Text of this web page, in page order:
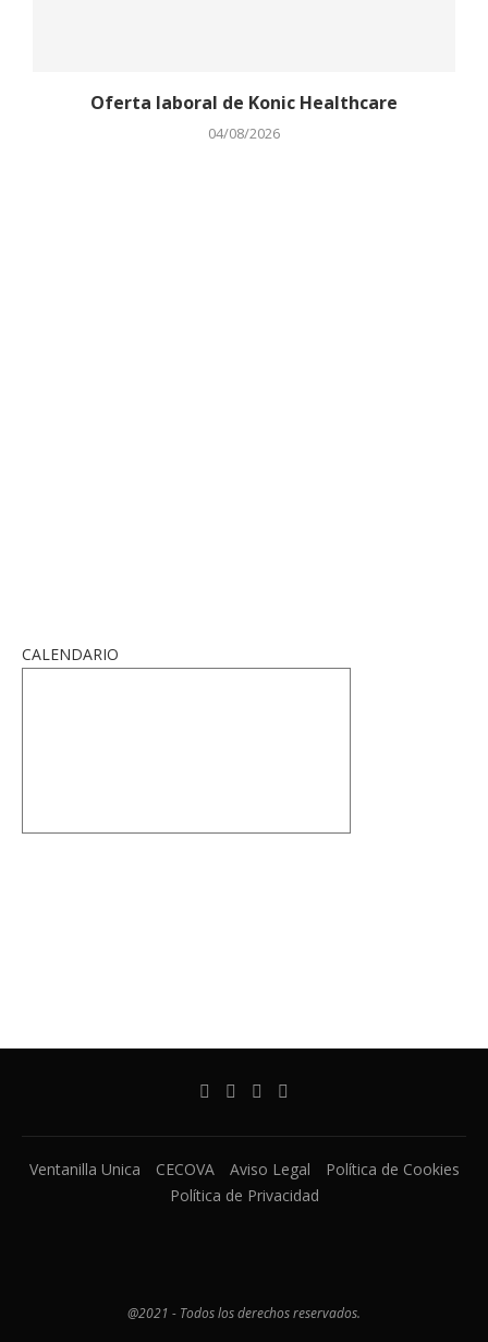
Oferta laboral de Konic Healthcare
04/08/2026
CALENDARIO
Ventanilla Unica CECOVA Aviso Legal
Política de Cookies
Política de Privacidad
@2021 - Todos los derechos reservados.